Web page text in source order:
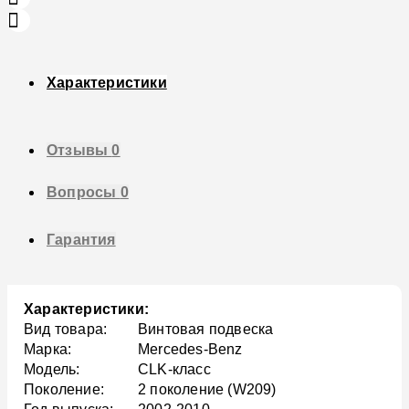
Характеристики
Отзывы0
Вопросы 0
Гарантия
Характеристики:
Вид товара:
Винтовая подвеска
Марка:
Mercedes-Benz
Модель:
CLK-класс
Поколение:
2 поколение (W209)